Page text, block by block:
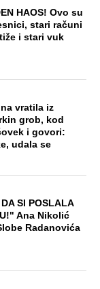
HAOS! Ovo su
stari računi
i stari vuk
vratila iz
grob, kod
i govori:
udala se
SI POSLALA
Ana Nikolić
Radanovića